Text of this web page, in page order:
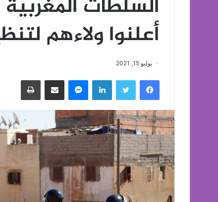
أعلنوا ولاءهم
يوليو 15, 2021
فيسبوك تويتر لينكدإن ماسنجر مشاركة عبر البريد طباعة